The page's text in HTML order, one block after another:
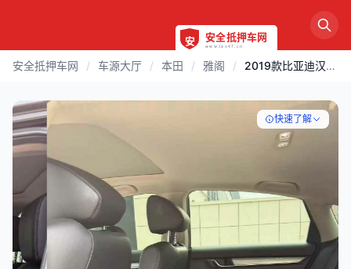
安全抵押车网 / 车源大厅 / 本田 / 雅阁 / 2019款比亚迪汉1.5T高配
快速了解